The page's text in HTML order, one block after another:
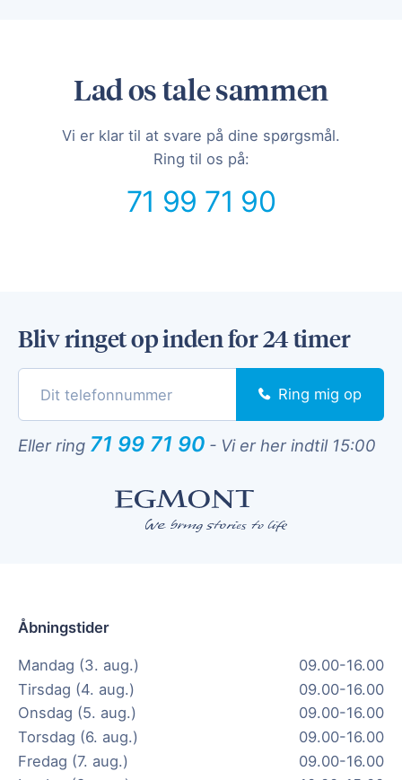
Lad os tale sammen
Vi er klar til at svare på dine spørgsmål.
Ring til os på:
71 99 71 90
Bliv ringet op inden for 24 timer
Ring mig op
Eller ring 71 99 71 90 - Vi er her indtil 15:00
Åbningstider
Mandag (3. aug.)
09.00-16.00
Tirsdag (4. aug.)
09.00-16.00
Onsdag (5. aug.)
09.00-16.00
Torsdag (6. aug.)
09.00-16.00
Fredag (7. aug.)
09.00-16.00